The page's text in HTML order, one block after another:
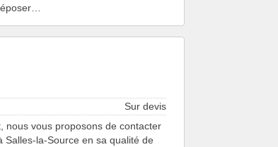
Sur devis
nous vous proposons de contacter
la-Source en sa qualité de